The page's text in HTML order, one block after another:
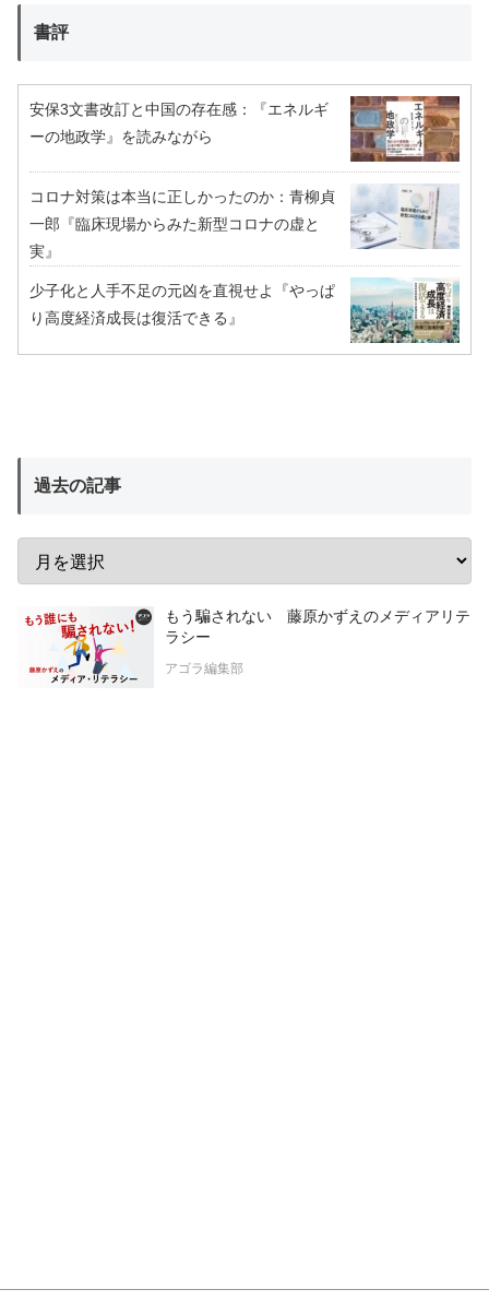
書評
安保3文書改訂と中国の存在感：『エネルギ
ーの地政学』を読みながら
コロナ対策は本当に正しかったのか：青柳貞
一郎『臨床現場からみた新型コロナの虚と
実』
少子化と人手不足の元凶を直視せよ『やっぱ
り高度経済成長は復活できる』
過去の記事
もう騙されない 藤原かずえのメディアリテ
ラシー
アゴラ編集部